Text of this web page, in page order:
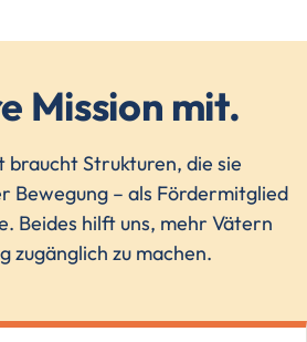
Mission mit.
braucht Strukturen, die sie
Bewegung – als Fördermitglied
Beides hilft uns, mehr Vätern
zugänglich zu machen.